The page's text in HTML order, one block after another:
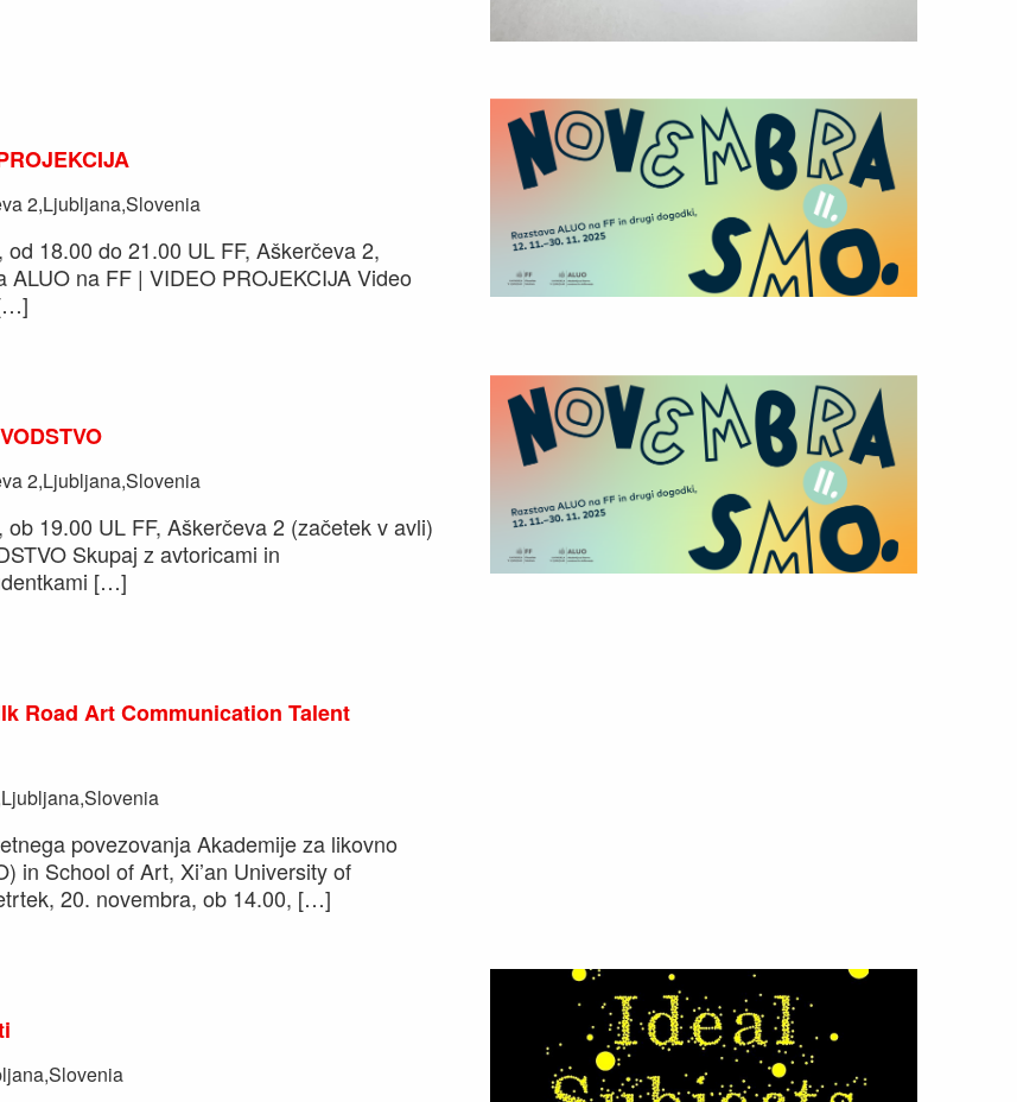
2,Ljubljana,Slovenia
18.00 do 21.00 UL FF, Aškerčeva 2,
na FF | VIDEO PROJEKCIJA Video
2,Ljubljana,Slovenia
19.00 UL FF, Aškerčeva 2 (začetek v avli)
Skupaj z avtoricami in
[…]
Road Art Communication Talent
povezovanja Akademije za likovno
in School of Art, Xi’an University of
20. novembra, ob 14.00, […]